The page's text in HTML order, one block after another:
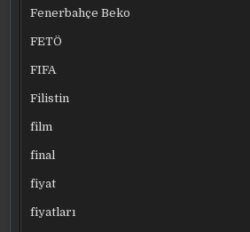
Fenerbahçe Beko
FETÖ
FIFA
Filistin
film
final
fiyat
fiyatları